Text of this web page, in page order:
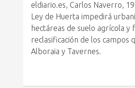
eldiario.es, Carlos Naverro,
Ley de Huerta impedirá
hectáreas de suelo agrícola y
reclasificación de los campos
Alboraia y Tavernes.